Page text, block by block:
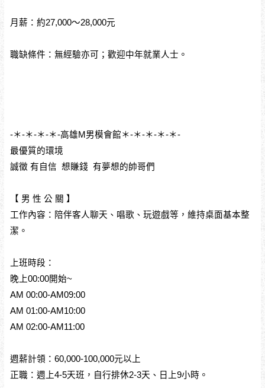
月薪：約27,000～28,000元
職缺條件：無經驗亦可；歡迎中年就業人士。
-＊-＊-＊-＊-高雄M男模會館＊-＊-＊-＊-＊-
最優質的環境
誠徵 有自信 想賺錢 有夢想的帥哥們
【 男 性 公 關 】
工作內容：陪伴客人聊天、唱歌、玩遊戲等，維持桌面基本整
潔。
上班時段：
晚上00:00開始~
AM 00:00-AM09:00
AM 01:00-AM10:00
AM 02:00-AM11:00
週薪計領：60,000-100,000元以上
正職：週上4-5天班，自行排休2-3天、日上9小時。